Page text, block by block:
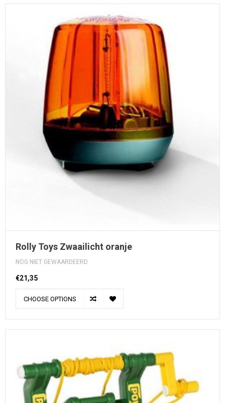
Rolly Toys Zwaailicht oranje
NOG NIET GEWAARDEERD
€21,35
CHOOSE OPTIONS